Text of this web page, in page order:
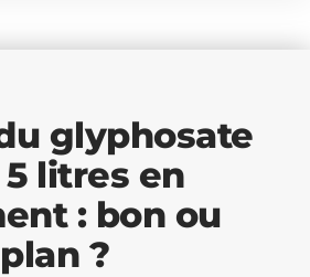
glyphosate
litres en
: bon ou
?